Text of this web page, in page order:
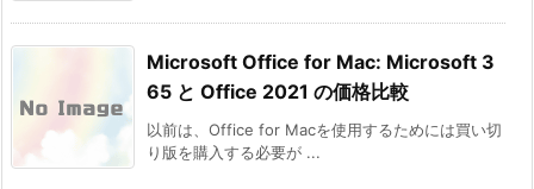
Microsoft Office for Mac: Microsoft 3
65 と Office 2021 の価格比較
以前は、Office for Macを使用するためには買い切
り版を購入する必要が ...